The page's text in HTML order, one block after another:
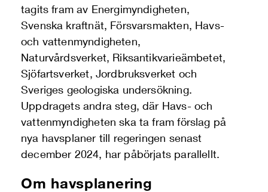
tagits fram av Energimyndigheten,
Svenska kraftnät, Försvarsmakten, Havs-
och vattenmyndigheten,
Naturvårdsverket, Riksantikvarieämbetet,
Sjöfartsverket, Jordbruksverket och
Sveriges geologiska undersökning.
Uppdragets andra steg, där Havs- och
vattenmyndigheten ska ta fram förslag på
nya havsplaner till regeringen senast
december 2024, har påbörjats parallellt.
Om havsplanering